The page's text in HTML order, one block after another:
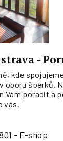
-
kde
oboru šperků.
Vám poradit a
vás.
- E-shop